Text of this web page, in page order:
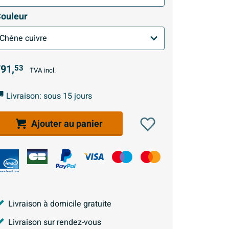
53 TVA incl.
Livraison: sous 15 jours
Ajouter au panier
Livraison à domicile gratuite
Livraison sur rendez-vous